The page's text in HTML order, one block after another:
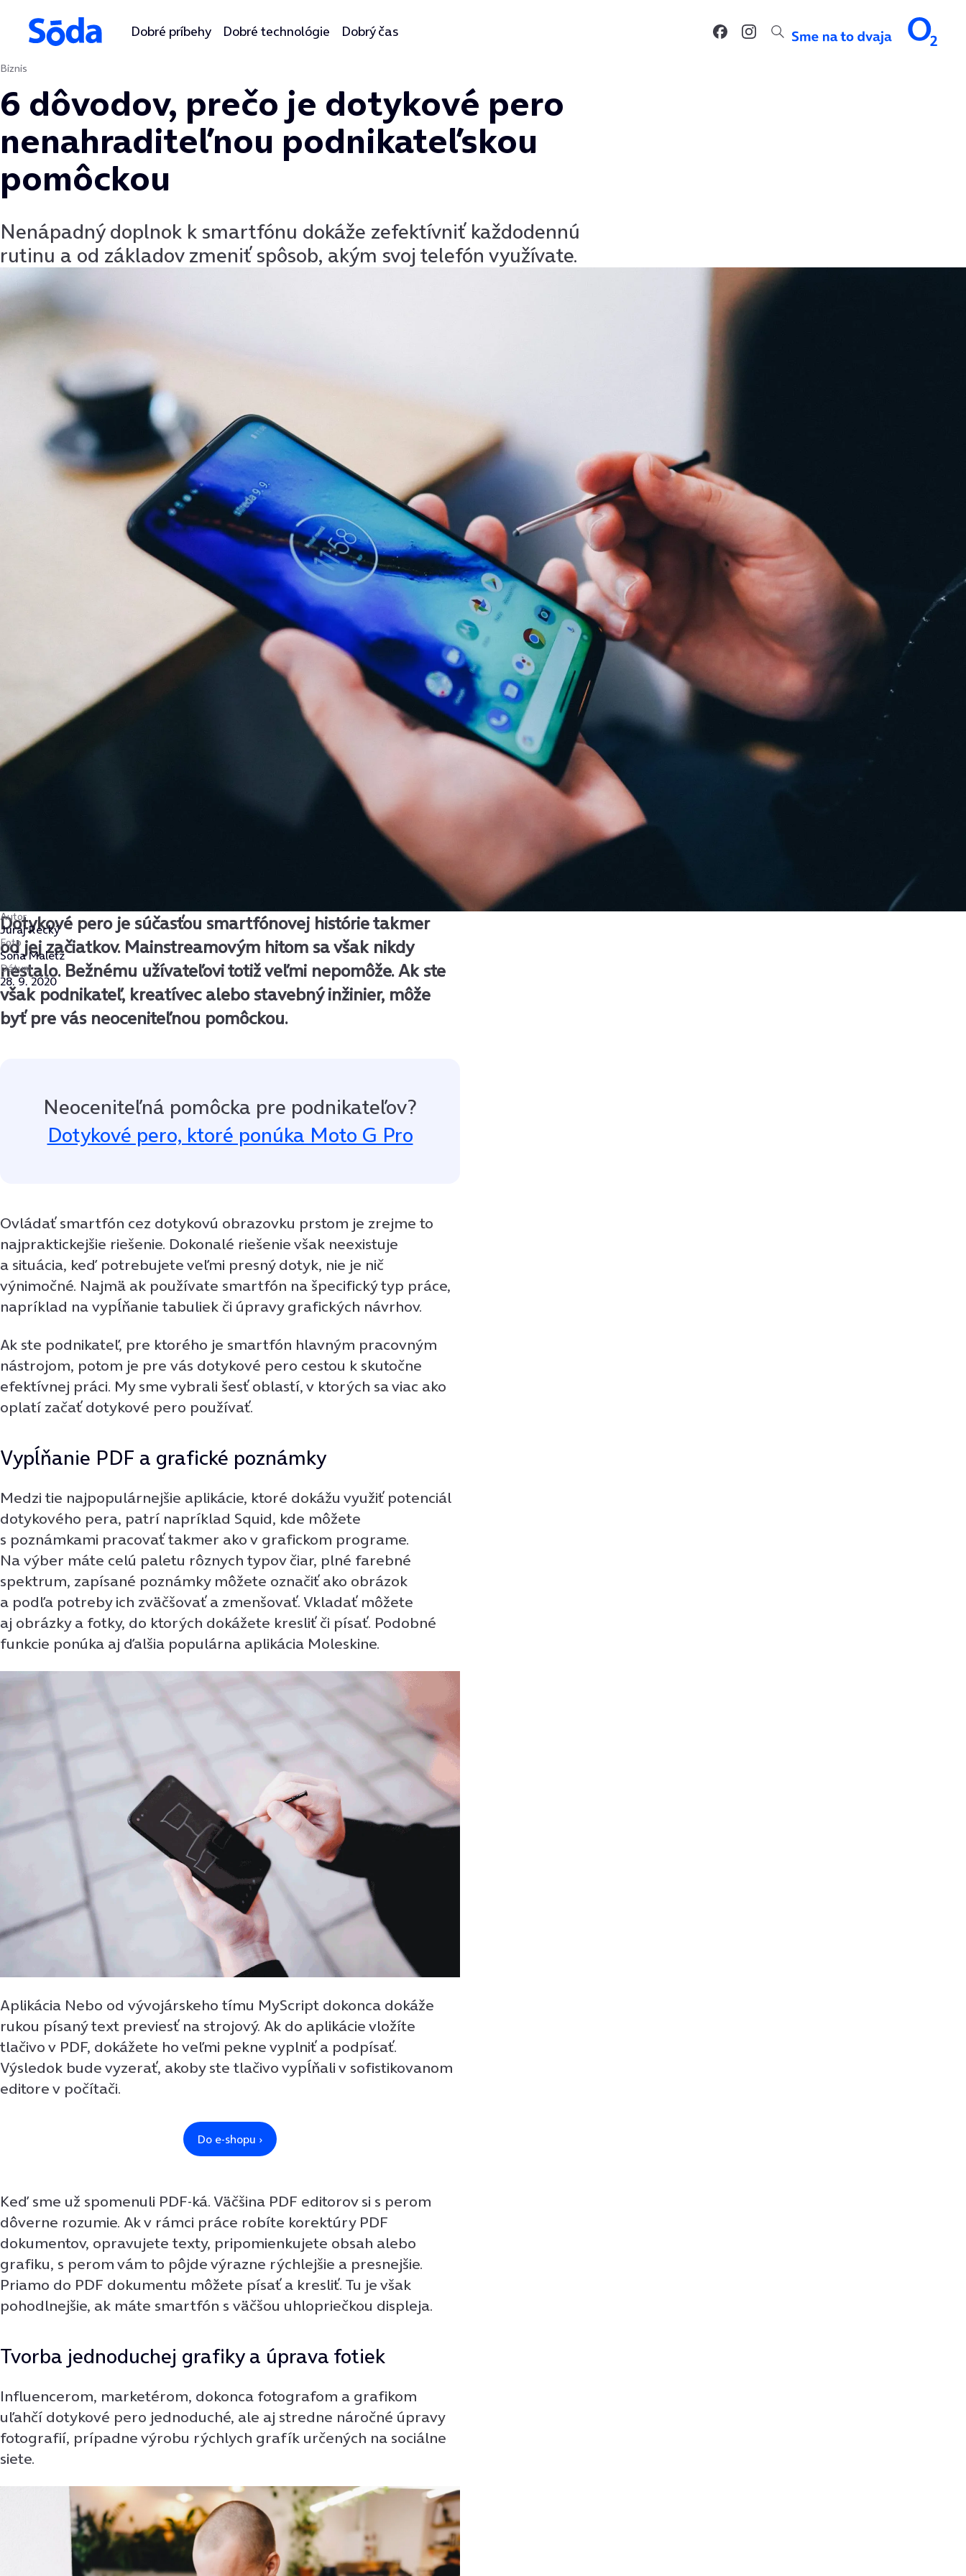
Preskočiť na obsah
Dobré príbehy Dobré technológie Dobrý čas
Biznis
6 dôvodov, prečo je dotykové pero
nenahraditeľnou podnikateľskou
pomôckou
Nenápadný doplnok k smartfónu dokáže zefektívniť každodennú
rutinu a od základov zmeniť spôsob, akým svoj telefón využívate.
Autor
Juraj Recký
Foto
Soňa Maletz
Dátum
28. 9. 2020
Dotykové pero je súčasťou smartfónovej histórie takmer
od jej začiatkov. Mainstreamovým hitom sa však nikdy
nestalo. Bežnému užívateľovi totiž veľmi nepomôže. Ak ste
však podnikateľ, kreatívec alebo stavebný inžinier, môže
byť pre vás neoceniteľnou pomôckou.
Neoceniteľná pomôcka pre podnikateľov?
Dotykové pero, ktoré ponúka Moto G Pro
Ovládať smartfón cez dotykovú obrazovku prstom je zrejme to
najpraktickejšie riešenie. Dokonalé riešenie však neexistuje
a situácia, keď potrebujete veľmi presný dotyk, nie je nič
výnimočné. Najmä ak používate smartfón na špecifický typ práce,
napríklad na vypĺňanie tabuliek či úpravy grafických návrhov.
Ak ste podnikateľ, pre ktorého je smartfón hlavným pracovným
nástrojom, potom je pre vás dotykové pero cestou k skutočne
efektívnej práci. My sme vybrali šesť oblastí, v ktorých sa viac ako
oplatí začať dotykové pero používať.
Vypĺňanie PDF a grafické poznámky
Medzi tie najpopulárnejšie aplikácie, ktoré dokážu využiť potenciál
dotykového pera, patrí napríklad Squid, kde môžete
s poznámkami pracovať takmer ako v grafickom programe.
Na výber máte celú paletu rôznych typov čiar, plné farebné
spektrum, zapísané poznámky môžete označiť ako obrázok
a podľa potreby ich zväčšovať a zmenšovať. Vkladať môžete
aj obrázky a fotky, do ktorých dokážete kresliť či písať. Podobné
funkcie ponúka aj ďalšia populárna aplikácia Moleskine.
Aplikácia Nebo od vývojárskeho tímu MyScript dokonca dokáže
rukou písaný text previesť na strojový. Ak do aplikácie vložíte
tlačivo v PDF, dokážete ho veľmi pekne vyplniť a podpísať.
Výsledok bude vyzerať, akoby ste tlačivo vypĺňali v sofistikovanom
editore v počítači.
Keď sme už spomenuli PDF-ká. Väčšina PDF editorov si s perom
dôverne rozumie. Ak v rámci práce robíte korektúry PDF
dokumentov, opravujete texty, pripomienkujete obsah alebo
grafiku, s perom vám to pôjde výrazne rýchlejšie a presnejšie.
Priamo do PDF dokumentu môžete písať a kresliť. Tu je však
pohodlnejšie, ak máte smartfón s väčšou uhlopriečkou displeja.
Tvorba jednoduchej grafiky a úprava fotiek
Influencerom, marketérom, dokonca fotografom a grafikom
uľahčí dotykové pero jednoduché, ale aj stredne náročné úpravy
fotografií, prípadne výrobu rýchlych grafík určených na sociálne
siete.